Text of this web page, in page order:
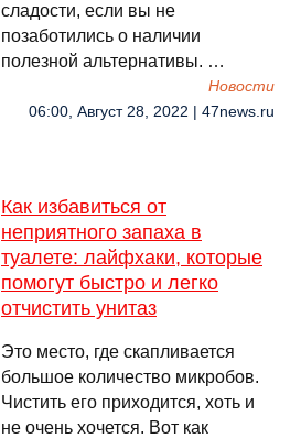
сладости, если вы не
позаботились о наличии
полезной альтернативы. …
Новости
06:00, Август 28, 2022 | 47news.ru
Как избавиться от
неприятного запаха в
туалете: лайфхаки, которые
помогут быстро и легко
отчистить унитаз
Это место, где скапливается
большое количество микробов.
Чистить его приходится, хоть и
не очень хочется. Вот как